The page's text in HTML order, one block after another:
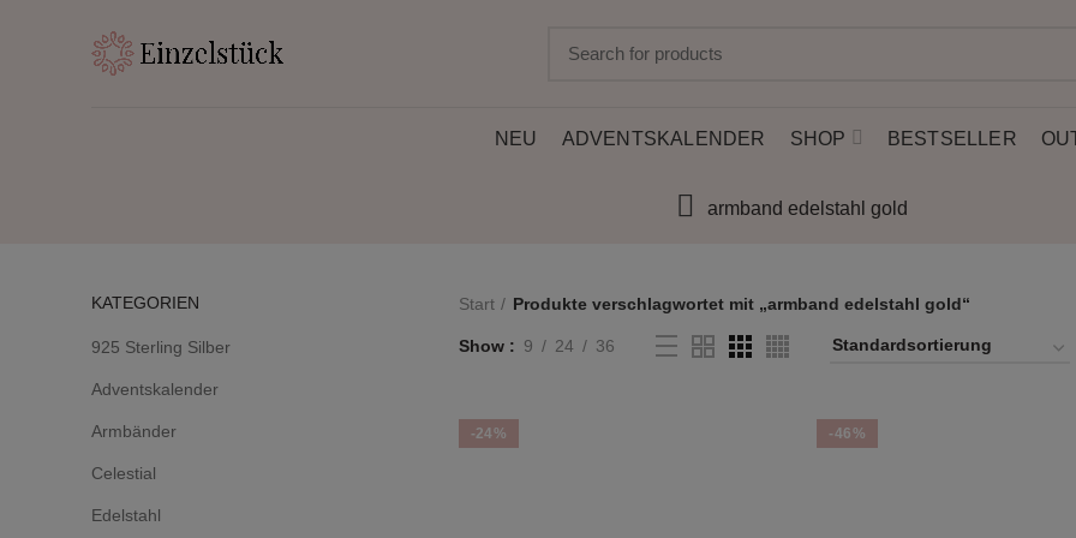
NEU ADVENTSKALENDER SHOP BESTSELLER
armband edelstahl gold
KATEGORIEN
925 Sterling Silber
Adventskalender
Armbänder
Celestial
Edelstahl
Start Produkte verschlagwortet mit „armband edelstahl gold“
Show 9 24 36
-24% -46%